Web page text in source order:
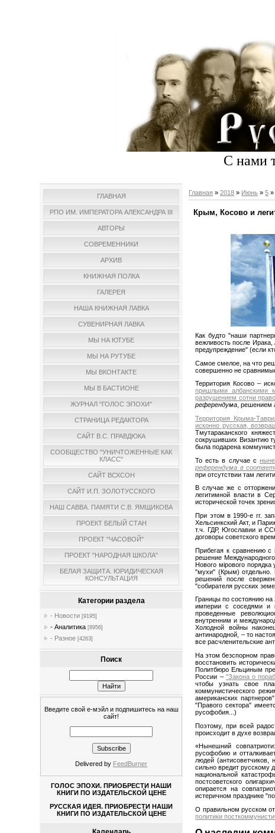
С нами
ГЛАВНАЯ
РПО ИМ. ИМПЕРАТОРА АЛЕКСАНДРА III
АВТОРЫ
СОВРЕМЕННИКИ
АРХИВ
КНИЖНАЯ ПОЛКА
ГАЛЕРЕЯ
НАША КНИЖНАЯ ЛАВКА
СУВЕНИРНАЯ ЛАВКА
МЫ НА ЮТУБЕ
МЫ НА РУТУБЕ
МЫ ВКОНТАКТЕ
МЫ В БАСТИОНЕ
ЖУРНАЛ "ГОЛОС ЭПОХИ"
СТРАНИЦА РЕДАКТОРА
САЙТ В.С. ПРАВДЮКА
СООБЩЕСТВО "УНИЧТОЖЕННЫЕ КАК
КЛАСС"
САЙТ ВСХСОН
САЙТ И.П. ЗОЛОТУССКОГО
НАШ САВВА. ПАМЯТИ С.В. ЯМЩИКОВА
ПРОЕКТ БЕЛЫЙ СТАН
ПРОЕКТ "ЧАСОВОЙ"
ПРОЕКТ "НАРОДНАЯ ШКОЛА"
БЕЛАЯ ЗАЩИТА. ЮРИДИЧЕСКАЯ
КОНСУЛЬТАЦИЯ
Категории раздела
- Новости [9195]
- Аналитика [8956]
- Разное [4263]
Поиск
Введите свой е-мэйл и подпишитесь на наш
сайт!
Delivered by FeedBurner
ГОЛОС ЭПОХИ. ПРИОБРЕСТИ НАШИ
КНИГИ ПО ИЗДАТЕЛЬСКОЙ ЦЕНЕ
РУССКАЯ ИДЕЯ. ПРИОБРЕСТИ НАШИ
КНИГИ ПО ИЗДАТЕЛЬСКОЙ ЦЕНЕ
Главная »2018 » Июнь » 5 »
Крым, Косово и
Как будто "наши
вежливость после
предупреждение" (если
Самое смелое, на что
совершенно не
Территория Косово –
пришлыми албанскими
разрушением сотни
референдума, решением
Территория Крыма-
исконно русская,
Тмутараканского
сокрушивших Византию
была подарена
То есть в случае с
референдума в
при отсутствии там
В случае же с
легитимной власти в
исторической точек
При этом в 1990-е гг.
Хельсинкский Акт, и
т.ч. ГДР, Югославии и
договоры советского
Прибегая к сравнению
решение
Нового мiрового
"мухи" (Крым) отдельно.
решений после
"собирателя русских
Границы по состоянию
империи с соседями и
проведенные
внутренним и
Холодной войны
антинародной, – то
все расчленительские
На этом безспорном
восстановить
Политбюро Ельциным
России – "Закона о
чтобы узнать свое
коммунистического
американских
"Правого сектора"
русофобия...)
Поэтому, при всей
происходит в духе
«Нынешний
русофобию и
людей (антисоветчиков,
сильно вредит русскому
национальной
постсоветского
опирается на
истеричном празднике
О правильном русском
политики